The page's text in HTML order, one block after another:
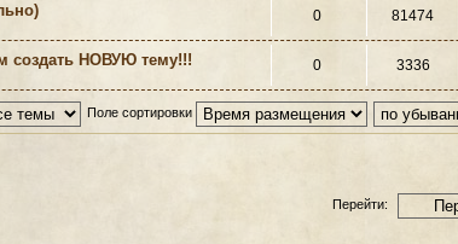
0 81474
НОВУЮ тему!!! 0 3336
Поле сортировки
Перейти: